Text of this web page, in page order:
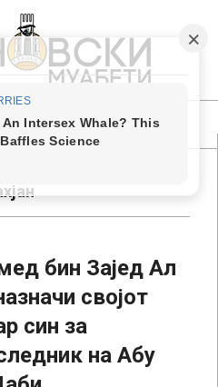
бин Зајед Ал
својот
син за
на Абу